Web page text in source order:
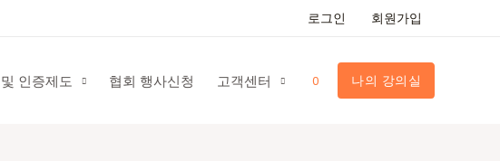
로그인 회원가입
인증제도 협회 행사신청 고객센터 0 나의 강의실